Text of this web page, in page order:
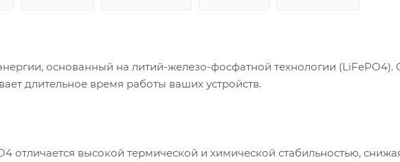
основанный на литий-железо-фосфатной технологии (LiFePO4).
длительное время работы ваших устройств.
отличается высокой термической и химической стабильностью,